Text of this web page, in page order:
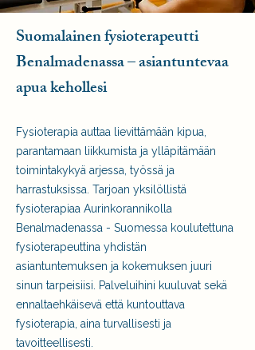
Suomalainen fysioterapeutti
Benalmadenassa – asiantuntevaa
apua kehollesi
Fysioterapia auttaa lievittämään kipua,
parantamaan liikkumista ja ylläpitämään
toimintakykyä arjessa, työssä ja
harrastuksissa. Tarjoan yksilöllistä
fysioterapiaa Aurinkorannikolla
Benalmadenassa - Suomessa koulutettuna
fysioterapeuttina yhdistän
asiantuntemuksen ja kokemuksen juuri
sinun tarpeisiisi. Palveluihini kuuluvat sekä
ennaltaehkäisevä että kuntouttava
fysioterapia, aina turvallisesti ja
tavoitteellisesti.